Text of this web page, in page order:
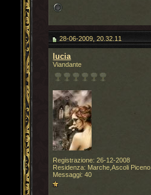
28-06-2009, 20.32.11
lucia
Viandante
Registrazione: 26-12-2008
Residenza: Marche,Ascoli Piceno
Messaggi: 40